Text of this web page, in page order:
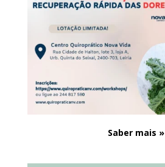
Saber mais »